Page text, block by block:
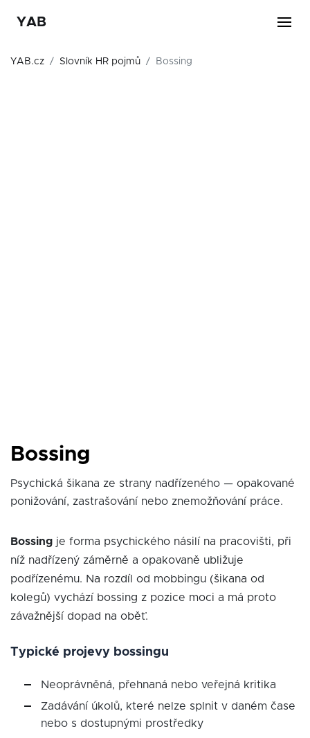
YAB
YAB.cz Slovník HR pojmů Bossing
Bossing
Psychická šikana ze strany nadřízeného — opakované
ponižování, zastrašování nebo znemožňování práce.
Bossing je forma psychického násilí na pracovišti, při
níž nadřízený záměrně a opakovaně ubližuje
podřízenému. Na rozdíl od mobbingu (šikana od
kolegů) vychází bossing z pozice moci a má proto
závažnější dopad na oběť.
Typické projevy bossingu
Neoprávněná, přehnaná nebo veřejná kritika
Zadávání úkolů, které nelze splnit v daném čase
nebo s dostupnými prostředky